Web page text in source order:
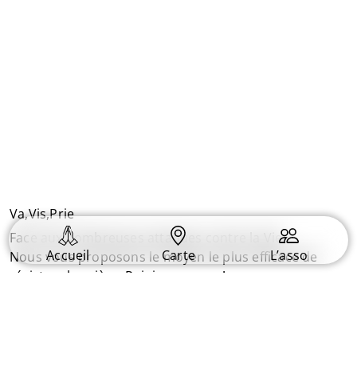
Accueil Carte L’asso
Va,Vis,Prie
Face aux nombreuses attaques contre la Vie.
Nous vous proposons le moyen le plus efficace de
résister : la prière. Rejoignez nous !